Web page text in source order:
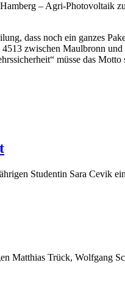
dass noch ein ganzes
4513 zwischen Maulbronn
müsse das
Studentin Sara Cevik
Matthias Trück, Wolfgang